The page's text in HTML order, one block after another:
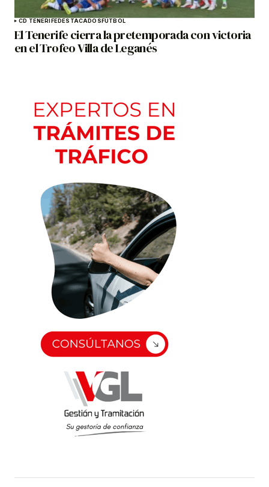
CD TENERIFEDESTACADOSFÚTBOL
El Tenerife cierra la pretemporada con victoria
en el Trofeo Villa de Leganés